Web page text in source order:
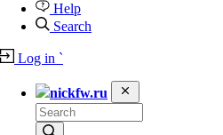
Help
Search
Log in `
nickfw.ru